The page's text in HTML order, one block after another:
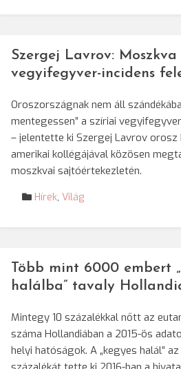
Szergej Lavrov:
vegyifegyver-incidens
Oroszországnak nem áll
mentegessen” a szíriai
– jelentette ki Szergej Lavrov
amerikai kollégájával közösen
moszkvai sajtóértekezletén.
Hírek, Világ
Több mint 6000 embert
halálba” tavaly
Mintegy 10 százalékkal nőtt az
száma Hollandiában a 2015-ös
helyi hatóságok. A „kegyes halál”